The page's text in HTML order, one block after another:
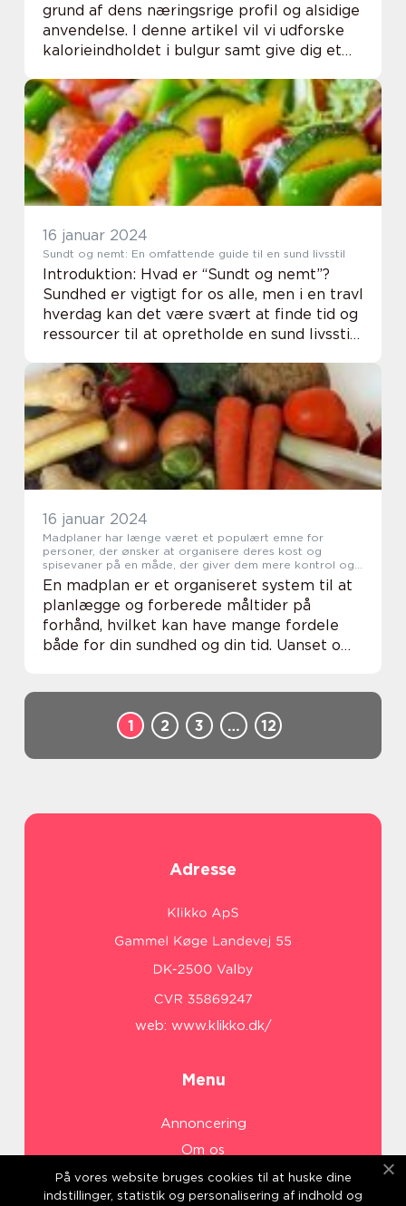
grund af dens næringsrige profil og alsidige
anvendelse. I denne artikel vil vi udforske
kalorieindholdet i bulgur samt give dig et
punkter at vide for alle...
16 januar 2024
Sundt og nemt: En omfattende guide til en sund livsstil
Introduktion: Hvad er “Sundt og nemt”?
Sundhed er vigtigt for os alle, men i en travl
hverdag kan det være svært at finde tid og
ressourcer til at opretholde en sund livsstil.
i billed...
16 januar 2024
Madplaner har længe været et populært emne for
personer, der ønsker at organisere deres kost og
spisevaner på en måde, der giver dem mere kontrol og
balance i deres hverdag
En madplan er et organiseret system til at
planlægge og forberede måltider på
forhånd, hvilket kan have mange fordele
både for din sundhed og din tid. Uanset om
1
2 3 … 12
Adresse
web: www.klikko.dk/
Menu
Annoncering
Om os
Cookies
Kontakt os
På vores website bruges cookies til at huske dine
indstillinger, statistik og personalisering af indhold og